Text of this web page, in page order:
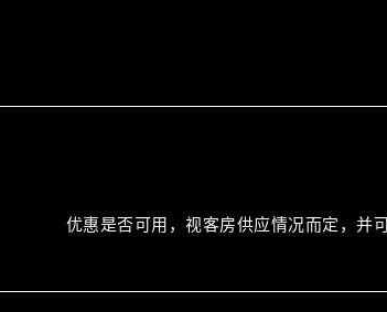
优惠是否可用，视客房供应情况而定，并